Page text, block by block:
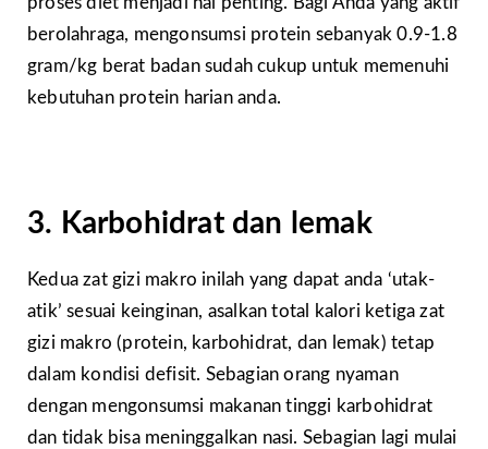
berolahraga, mengonsumsi protein sebanyak 0.9-1.8
gram/kg berat badan sudah cukup untuk memenuhi
kebutuhan protein harian anda.
3. Karbohidrat dan lemak
Kedua zat gizi makro inilah yang dapat anda ‘utak-
atik’ sesuai keinginan, asalkan total kalori ketiga zat
gizi makro (protein, karbohidrat, dan lemak) tetap
dalam kondisi defisit. Sebagian orang nyaman
dengan mengonsumsi makanan tinggi karbohidrat
dan tidak bisa meninggalkan nasi. Sebagian lagi mulai